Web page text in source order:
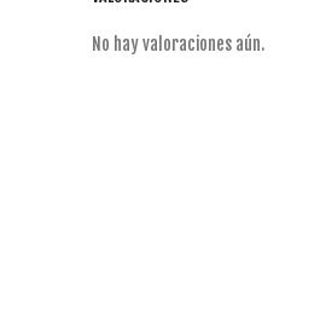
No hay valoraciones aún.